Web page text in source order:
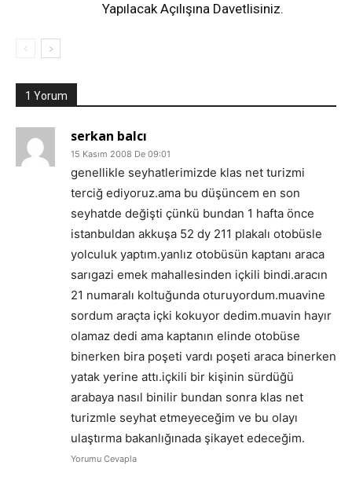
Yapılacak Açılışına Davetlisiniz.
1 Yorum
serkan balcı
15 Kasım 2008 De 09:01
genellikle seyhatlerimizde klas net turizmi
terciğ ediyoruz.ama bu düşüncem en son
seyhatde değişti çünkü bundan 1 hafta önce
istanbuldan akkuşa 52 dy 211 plakalı otobüsle
yolculuk yaptım.yanlız otobüsün kaptanı araca
sarıgazi emek mahallesinden içkili bindi.aracın
21 numaralı koltuğunda oturuyordum.muavine
sordum araçta içki kokuyor dedim.muavin hayır
olamaz dedi ama kaptanın elinde otobüse
binerken bira poşeti vardı poşeti araca binerken
yatak yerine attı.içkili bir kişinin sürdüğü
arabaya nasıl binilir bundan sonra klas net
turizmle seyhat etmeyeceğim ve bu olayı
ulaştırma bakanlığınada şikayet edeceğim.
Yorumu Cevapla